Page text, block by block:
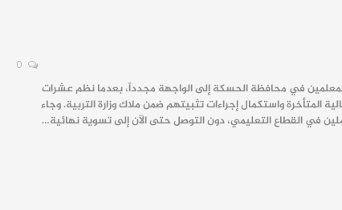
المعلمين في محافظة الحسكة إلى الواجهة مجدداً، بعدما نظم عشرات
المتأخرة واستكمال إجراءات تثبيتهم ضمن ملاك وزارة التربية. وجاء